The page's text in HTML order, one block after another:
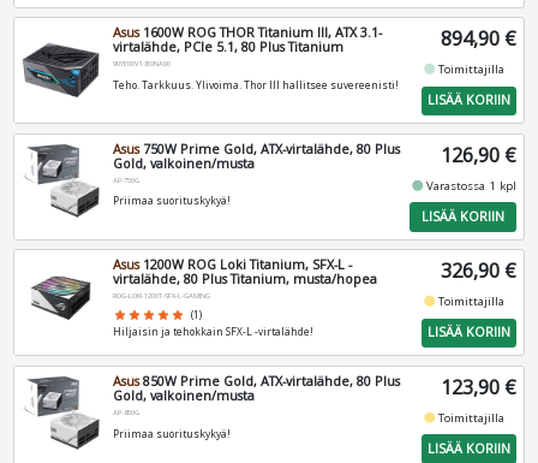
Asus1600W ROG THOR Titanium III, ATX 3.1-
virtalähde, PCIe 5.1, 80 Plus Titanium
90YE00V1-B0NA00
Teho. Tarkkuus. Ylivoima. Thor III hallitsee suvereenisti!
894,90 €
fiber_manual_recordToimittajilla
LISÄÄ KORIIN
Asus750W Prime Gold, ATX-virtalähde, 80 Plus
Gold, valkoinen/musta
AP-750G
Priimaa suorituskykyä!
126,90 €
fiber_manual_recordVarastossa 1 kpl
LISÄÄ KORIIN
Asus1200W ROG Loki Titanium, SFX-L -
virtalähde, 80 Plus Titanium, musta/hopea
ROG-LOKI-1200T-SFX-L-GAMING
star star star star star (1)
Hiljaisin ja tehokkain SFX-L -virtalähde!
326,90 €
fiber_manual_recordToimittajilla
LISÄÄ KORIIN
Asus850W Prime Gold, ATX-virtalähde, 80 Plus
Gold, valkoinen/musta
AP-850G
Priimaa suorituskykyä!
123,90 €
fiber_manual_recordToimittajilla
LISÄÄ KORIIN